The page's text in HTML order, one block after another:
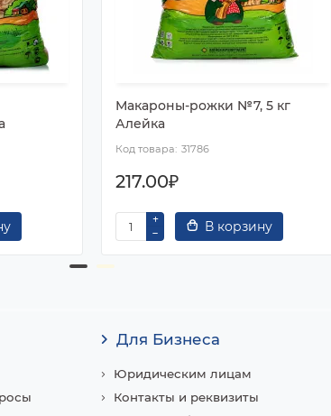
Макароны-рожки №7, 5 кг
Алейка
31786
217.00₽
В корзину
Для Бизнеса
Юридическим лицам
Контакты и реквизиты